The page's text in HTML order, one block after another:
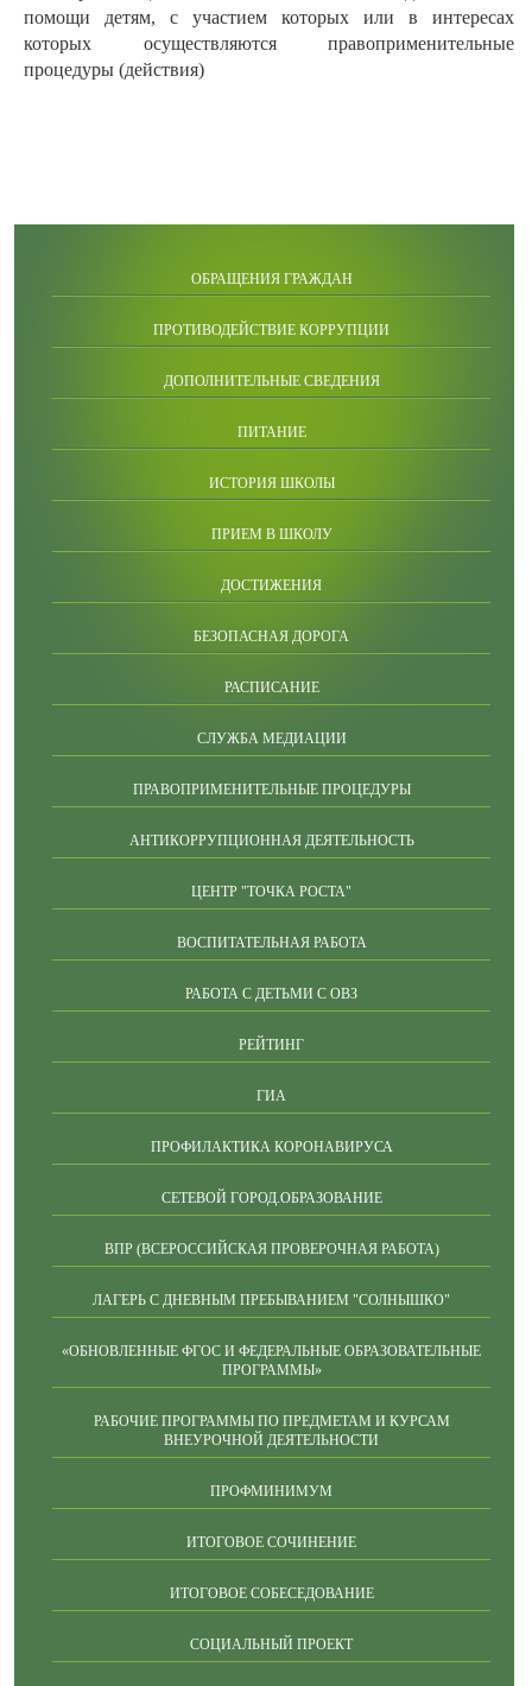
помощи детям, с участием которых или в интересах
которых осуществляются правоприменительные
процедуры (действия)
ОБРАЩЕНИЯ ГРАЖДАН
ПРОТИВОДЕЙСТВИЕ КОРРУПЦИИ
ДОПОЛНИТЕЛЬНЫЕ СВЕДЕНИЯ
ПИТАНИЕ
ИСТОРИЯ ШКОЛЫ
ПРИЕМ В ШКОЛУ
ДОСТИЖЕНИЯ
БЕЗОПАСНАЯ ДОРОГА
РАСПИСАНИЕ
СЛУЖБА МЕДИАЦИИ
ПРАВОПРИМЕНИТЕЛЬНЫЕ ПРОЦЕДУРЫ
АНТИКОРРУПЦИОННАЯ ДЕЯТЕЛЬНОСТЬ
ЦЕНТР "ТОЧКА РОСТА"
ВОСПИТАТЕЛЬНАЯ РАБОТА
РАБОТА С ДЕТЬМИ С ОВЗ
РЕЙТИНГ
ГИА
ПРОФИЛАКТИКА КОРОНАВИРУСА
СЕТЕВОЙ ГОРОД.ОБРАЗОВАНИЕ
ВПР (ВСЕРОССИЙСКАЯ ПРОВЕРОЧНАЯ РАБОТА)
ЛАГЕРЬ С ДНЕВНЫМ ПРЕБЫВАНИЕМ "СОЛНЫШКО"
«ОБНОВЛЕННЫЕ ФГОС И ФЕДЕРАЛЬНЫЕ ОБРАЗОВАТЕЛЬНЫЕ
ПРОГРАММЫ»
РАБОЧИЕ ПРОГРАММЫ ПО ПРЕДМЕТАМ И КУРСАМ
ВНЕУРОЧНОЙ ДЕЯТЕЛЬНОСТИ
ПРОФМИНИМУМ
ИТОГОВОЕ СОЧИНЕНИЕ
ИТОГОВОЕ СОБЕСЕДОВАНИЕ
СОЦИАЛЬНЫЙ ПРОЕКТ